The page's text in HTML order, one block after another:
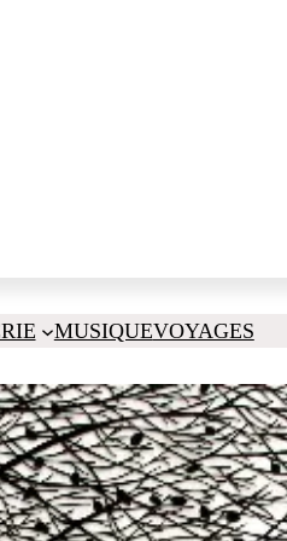
MUSIQUEVOYAGES